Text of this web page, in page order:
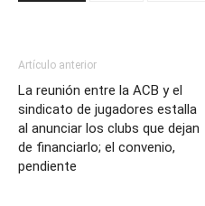
Artículo anterior
La reunión entre la ACB y el
sindicato de jugadores estalla
al anunciar los clubs que dejan
de financiarlo; el convenio,
pendiente